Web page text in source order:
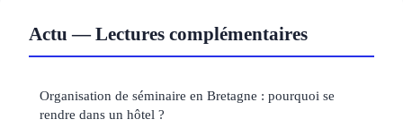
Actu — Lectures complémentaires
Organisation de séminaire en Bretagne : pourquoi se
rendre dans un hôtel ?